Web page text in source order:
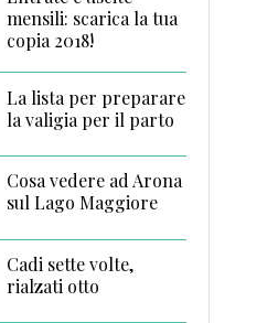
mensili: scarica la tua
copia 2018!
La lista per preparare
la valigia per il parto
Cosa vedere ad Arona
sul Lago Maggiore
Cadi sette volte,
rialzati otto